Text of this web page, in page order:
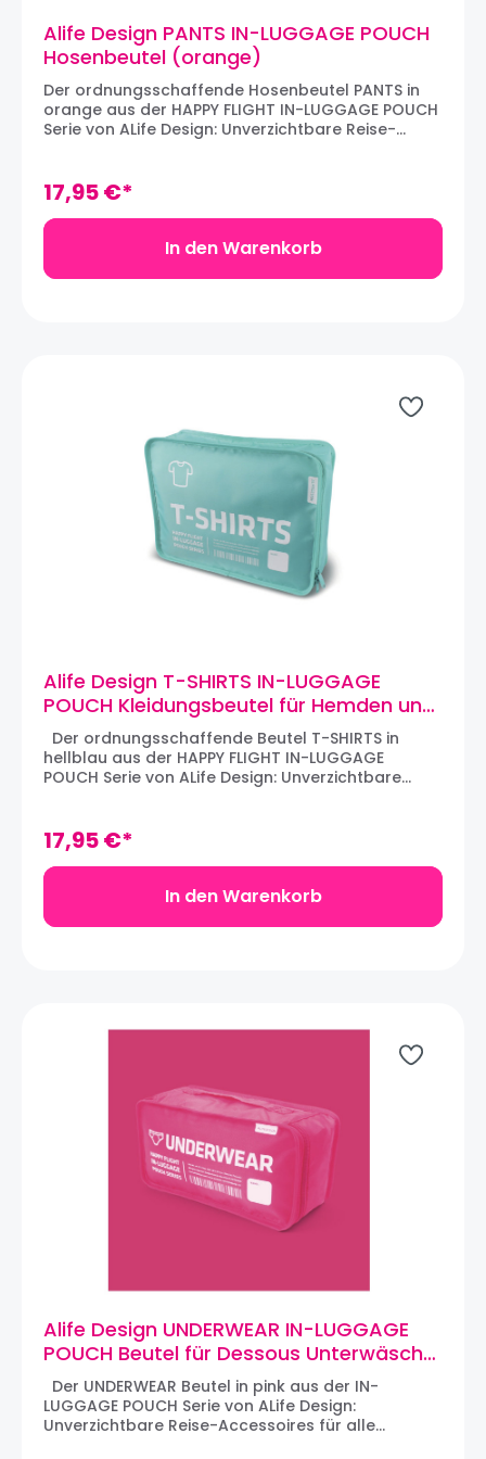
Alife Design PANTS IN-LUGGAGE POUCH
Hosenbeutel (orange)
Der ordnungsschaffende Hosenbeutel PANTS in
orange aus der HAPPY FLIGHT IN-LUGGAGE POUCH
Serie von ALife Design: Unverzichtbare Reise-
die Hosen rollen und in den Beutel legen, um sie
ordentlich und geschützt auf Reisen zu
transportieren. Aus robustem, aber leichtem
Polyester hergestellt und mit einem Rundum-
Reißverschluß versehen hat der Hosentasche ein
sehr geringes Eigengewicht. Der Beutel lässt sich
17,95 €*
In den Warenkorb
Alife Design T-SHIRTS IN-LUGGAGE
POUCH Kleidungsbeutel für Hemden und
Tshirts (blau)
Der ordnungsschaffende Beutel T-SHIRTS in
hellblau aus der HAPPY FLIGHT IN-LUGGAGE
POUCH Serie von ALife Design: Unverzichtbare
vermeiden, die Hemden und T-Shirts rollen und in
den Beutel legen, um sie ordentlich und geschützt
auf Reisen zu transportieren. Aus robustem, aber
leichtem Polyester hergestellt und mit einem
Rundum-Reißverschluß versehen hat der Tshirt-
Tasche ein sehr geringes Eigengewicht. Der Beutel
17,95 €*
In den Warenkorb
Alife Design UNDERWEAR IN-LUGGAGE
POUCH Beutel für Dessous Unterwäsche
(pink)
LUGGAGE POUCH Serie von ALife Design:
Unverzichtbare Reise-Accessoires für alle